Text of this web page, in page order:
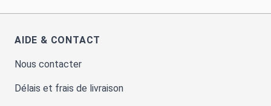
AIDE & CONTACT
Nous contacter
Délais et frais de livraison